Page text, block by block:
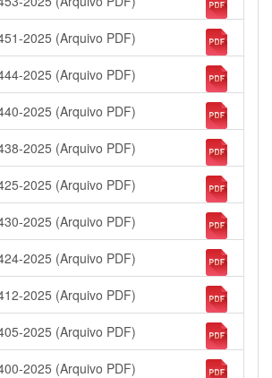
2025 (Arquivo PDF)
2025 (Arquivo PDF)
2025 (Arquivo PDF)
2025 (Arquivo PDF)
2025 (Arquivo PDF)
2025 (Arquivo PDF)
2025 (Arquivo PDF)
2025 (Arquivo PDF)
2025 (Arquivo PDF)
2025 (Arquivo PDF)